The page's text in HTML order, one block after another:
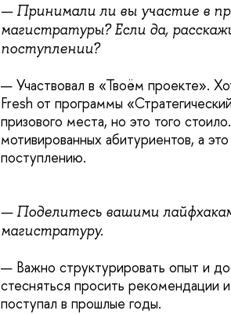
— Принимали ли вы участие в
магистратуры? Если да,
поступлении?
— Участвовал в «Твоём проекте».
Fresh от программы
призового места, но это того
мотивированных абитуриентов, а
поступлению.
— Поделитесь вашими
магистратуру.
— Важно структурировать опыт и
стесняться просить рекомендации
поступал в прошлые годы.